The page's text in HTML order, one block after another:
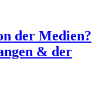
der Medien?
& der